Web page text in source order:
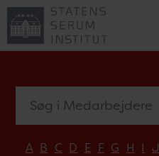
A B C D E F G H I J